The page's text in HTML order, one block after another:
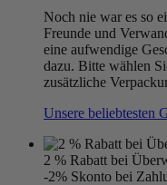
Noch nie war es so
Freunde und
eine aufwendige
dazu. Bitte wählen
zusätzliche
Unsere beliebtesten
2 % Rabatt bei
-2% Skonto bei